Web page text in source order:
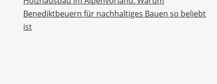
Benediktbeuern für nachhaltiges Bauen so beliebt
ist